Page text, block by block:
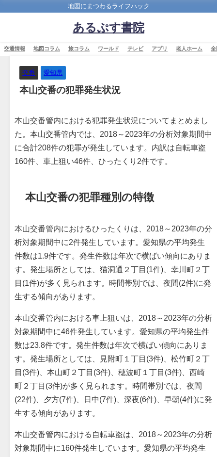
地図にまつわるライフハック
あるぷす書院
交通情報 地図コラム 旅コラム ワールド テレビ アプリ 老人ホーム 全
交番 愛知県
本山交番の犯罪発生状況
本山交番管内における犯罪発生状況についてまとめまし
た。本山交番管内では、2018～2023年の分析対象期間中
に合計208件の犯罪が発生しています。内訳は自転車盗
160件、車上狙い46件、ひったくり2件です。
本山交番の犯罪種別の特徴
本山交番管内におけるひったくりは、2018～2023年の分
析対象期間中に2件発生しています。愛知県の平均発生
件数は1.9件です。発生件数は年次で横ばい傾向にありま
す。発生場所としては、猫洞通２丁目(1件)、幸川町２丁
目(1件)が多く見られます。時間帯別では、夜間(2件)に発
生する傾向があります。
本山交番管内における車上狙いは、2018～2023年の分析
対象期間中に46件発生しています。愛知県の平均発生件
数は23.8件です。発生件数は年次で横ばい傾向にありま
す。発生場所としては、見附町１丁目(3件)、松竹町２丁
目(3件)、本山町２丁目(3件)、穂波町１丁目(3件)、西崎
町２丁目(3件)が多く見られます。時間帯別では、夜間
(22件)、夕方(7件)、日中(7件)、深夜(6件)、早朝(4件)に発
生する傾向があります。
本山交番管内における自転車盗は、2018～2023年の分析
対象期間中に160件発生しています。愛知県の平均発生